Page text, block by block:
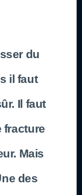
du
il faut
Il faut
fracture
Mais
des